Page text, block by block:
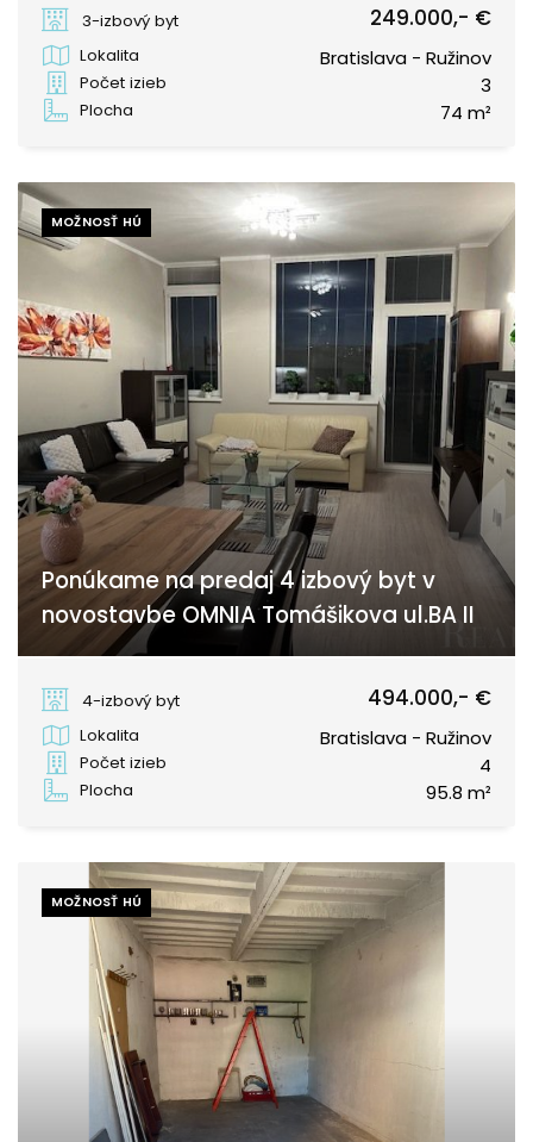
3-izbový byt
249.000,- €
Lokalita Bratislava - Ružinov
Počet izieb 3
Plocha 74 m²
MOŽNOSŤ HÚ
Ponúkame na predaj 4 izbový byt v
novostavbe OMNIA Tomášikova ul.BA II
4-izbový byt
494.000,- €
Lokalita Bratislava - Ružinov
Počet izieb 4
Plocha 95.8 m²
MOŽNOSŤ HÚ